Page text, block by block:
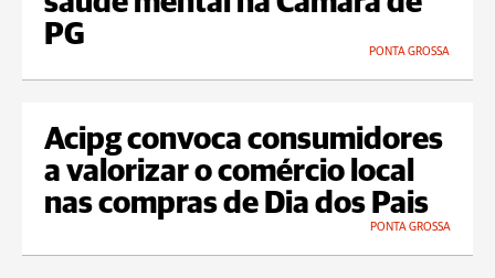
PG
PONTA GROSSA
Acipg convoca consumidores
a valorizar o comércio local
nas compras de Dia dos Pais
PONTA GROSSA